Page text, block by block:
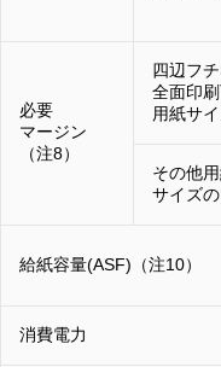
必要
マージン
（注8）
四辺フ
全面印
用紙サ
その他
サイズ
給紙容量(ASF)（注10）
消費電力